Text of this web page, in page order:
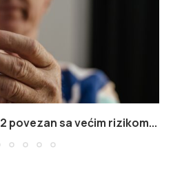
povezan sa većim rizikom...